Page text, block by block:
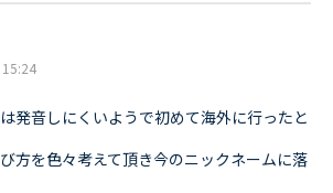
発音しにくいようで初めて海外に行ったと
方を色々考えて頂き今のニックネームに落